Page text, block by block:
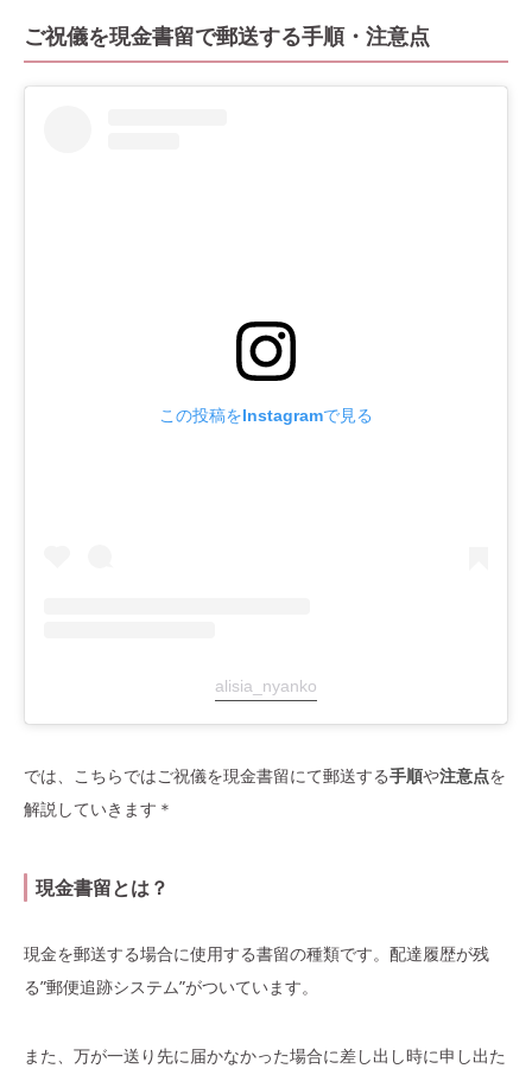
ご祝儀を現金書留で郵送する手順・注意点
この投稿をInstagramで見る
alisia_nyanko
では、こちらではご祝儀を現金書留にて郵送する手順や注意点を
解説していきます＊
現金書留とは？
現金を郵送する場合に使用する書留の種類です。配達履歴が残
る”郵便追跡システム”がついています。
また、万が一送り先に届かなかった場合に差し出し時に申し出た